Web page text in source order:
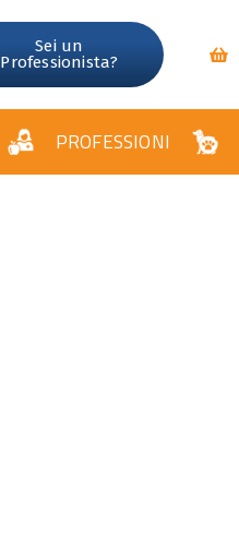
Sei un
Professionista?
PROFESSIONI